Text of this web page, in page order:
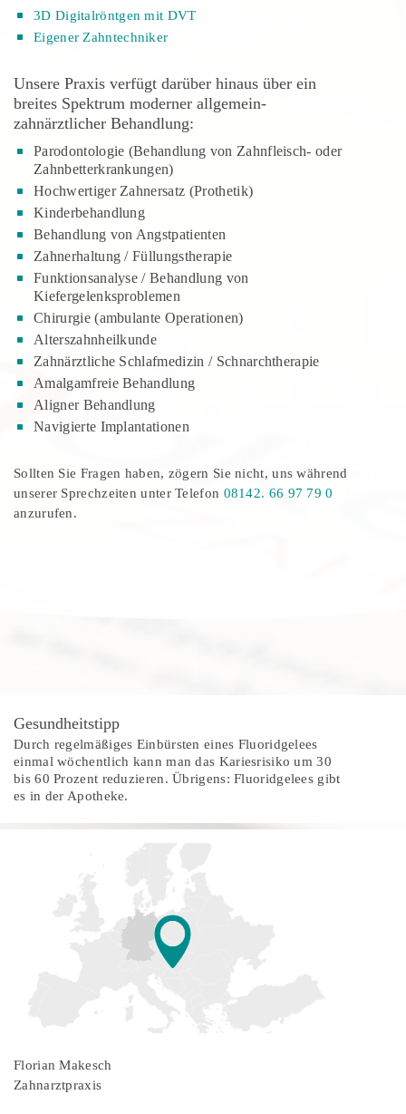
3D Digitalröntgen mit DVT
Eigener Zahntechniker
Unsere Praxis verfügt darüber hinaus über ein
breites Spektrum moderner allgemein-
zahnärztlicher Behandlung:
Parodontologie (Behandlung von Zahnfleisch- oder
Zahnbetterkrankungen)
Hochwertiger Zahnersatz (Prothetik)
Kinderbehandlung
Behandlung von Angstpatienten
Zahnerhaltung / Füllungstherapie
Funktionsanalyse / Behandlung von
Kiefergelenksproblemen
Chirurgie (ambulante Operationen)
Alterszahnheilkunde
Zahnärztliche Schlafmedizin / Schnarchtherapie
Amalgamfreie Behandlung
Aligner Behandlung
Navigierte Implantationen
Sollten Sie Fragen haben, zögern Sie nicht, uns während
unserer Sprechzeiten unter Telefon 08142. 66 97 79 0
anzurufen.
Gesundheitstipp
Durch regelmäßiges Einbürsten eines Fluoridgelees
einmal wöchentlich kann man das Kariesrisiko um 30
bis 60 Prozent reduzieren. Übrigens: Fluoridgelees gibt
es in der Apotheke.
Florian Makesch
Zahnarztpraxis